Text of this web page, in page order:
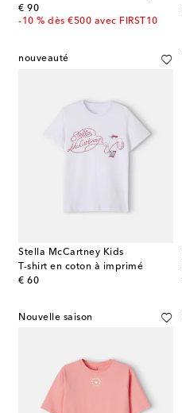
€ 90
original price
-10 % dès €500 avec FIRST10
nouveauté
Stella McCartney Kids
T-shirt en coton à imprimé
€ 60
original price
Nouvelle saison